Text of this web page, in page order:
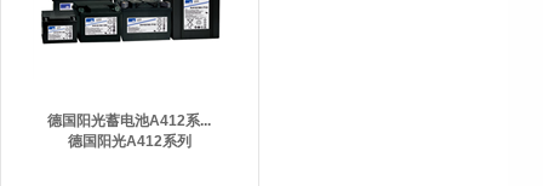
德国阳光蓄电池A412系...
德国阳光A412系列